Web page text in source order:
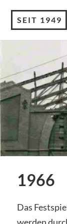
SEIT 1949
1966
Das